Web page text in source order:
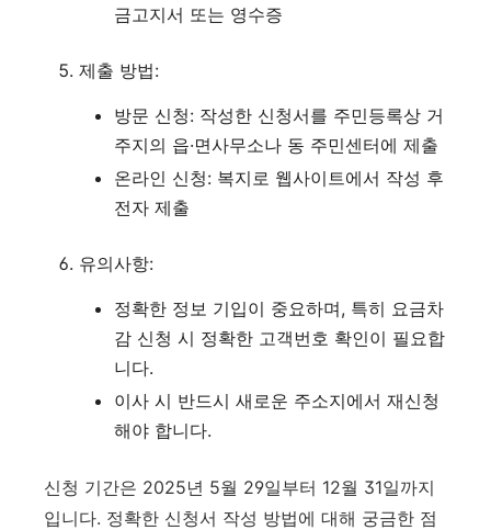
금고지서 또는 영수증
제출 방법:
방문 신청: 작성한 신청서를 주민등록상 거
주지의 읍·면사무소나 동 주민센터에 제출
온라인 신청: 복지로 웹사이트에서 작성 후
전자 제출
유의사항:
정확한 정보 기입이 중요하며, 특히 요금차
감 신청 시 정확한 고객번호 확인이 필요합
니다.
이사 시 반드시 새로운 주소지에서 재신청
해야 합니다.
신청 기간은 2025년 5월 29일부터 12월 31일까지
입니다. 정확한 신청서 작성 방법에 대해 궁금한 점